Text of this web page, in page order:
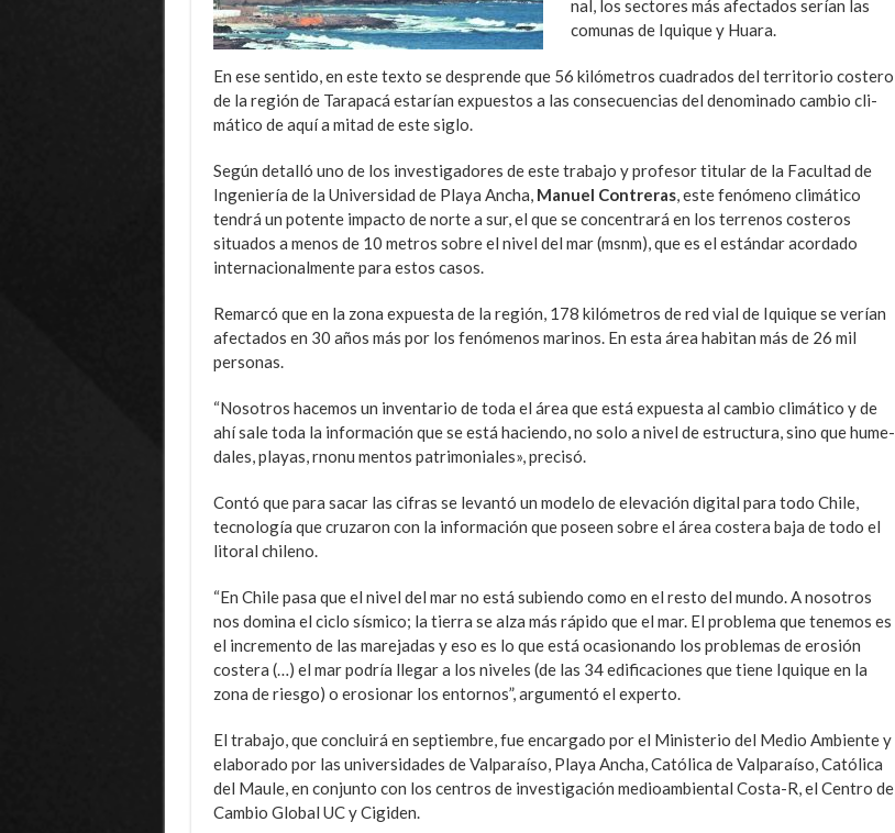
nal, los sectores más afecta­dos serían las
comunas de Iquique y Huara.
En ese sentido, en este texto se desprende que 56 kilómetros cuadrados del territorio costero
de la re­gión de Tarapacá estarían ex­puestos a las consecuencias del denominado cambio cli­
mático de aquí a mitad de este siglo.
Según detalló uno de los investigadores de este tra­bajo y profesor titular de la Facultad de
Ingeniería de la Universidad de Playa An­cha, Manuel Contreras, este fenómeno climático
tendrá un potente impacto de nor­te a sur, el que se concentra­rá en los terrenos costeros
situados a menos de 10 me­tros sobre el nivel del mar (msnm), que es el estándar acordado
internacional­mente para estos casos.
Remarcó que en la zona expuesta de la región, 178 kilómetros de red vial de Iquique se verían
afectados en 30 años más por los fenó­menos marinos. En esta área habitan más de 26 mil
personas.
“Nosotros hacemos un inventario de toda el área que está expuesta al cambio climático y de
ahí sale toda la información que se está haciendo, no solo a nivel de estructura, sino que hume­
dales, playas, rnonu mentos patrimo­niales», preci­só.
Contó que para sa­car las cifras se levantó un modelo de elevación digi­tal para todo Chi­le,
tecnología que cruzaron con la informa­ción que poseen sobre el área costera baja de todo el
litoral chileno.
“En Chile pasa que el ni­vel del mar no está subien­do como en el resto del mundo. A nosotros
nos do­mina el ciclo sísmico; la tie­rra se alza más rápido que el mar. El pro­blema que tenemos es
el in­cremento de las marejadas y eso es lo que está ocasionando los problemas de erosión
coste­ra (…) el mar podría llegar a los niveles (de las 34 edificaciones que tiene Iquique en la
zona de riesgo) o erosionar los entornos”, argumentó el experto.
El trabajo, que concluirá en septiembre, fue encarga­do por el Ministerio del Me­dio Ambiente y
elaborado por las universidades de Valparaíso, Playa Ancha, Católica de Valparaíso, Ca­tólica
del Maule, en conjun­to con los centros de investigación medioam­biental Costa-R, el Centro de
Cambio Global UC y Cigiden.